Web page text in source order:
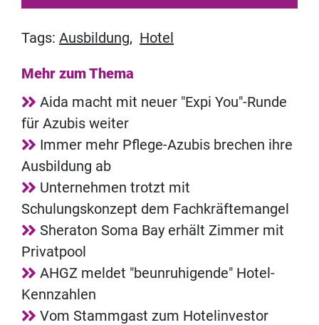
Tags: Ausbildung, Hotel
Mehr zum Thema
Aida macht mit neuer "Expi You"-Runde
für Azubis weiter
Immer mehr Pflege-Azubis brechen ihre
Ausbildung ab
Unternehmen trotzt mit
Schulungskonzept dem Fachkräftemangel
Sheraton Soma Bay erhält Zimmer mit
Privatpool
AHGZ meldet "beunruhigende" Hotel-
Kennzahlen
Vom Stammgast zum Hotelinvestor